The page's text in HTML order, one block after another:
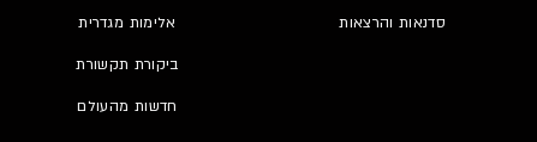
סדנאות והרצאות אלימות מגדרית
ביקורת תקשורת
חדשות מהעולם